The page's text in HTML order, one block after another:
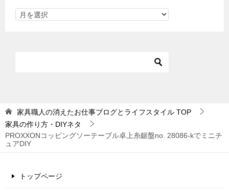
家具職人の消えたお仕事ブログとライフスタイル TOP
家具の作り方・DIYネタ
PROXXONコッピングソーテーブル卓上糸鋸盤no. 28086‐kでミニチ
ュアDIY
トップページ